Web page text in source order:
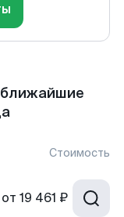
Стоимость
от 19 461 ₽